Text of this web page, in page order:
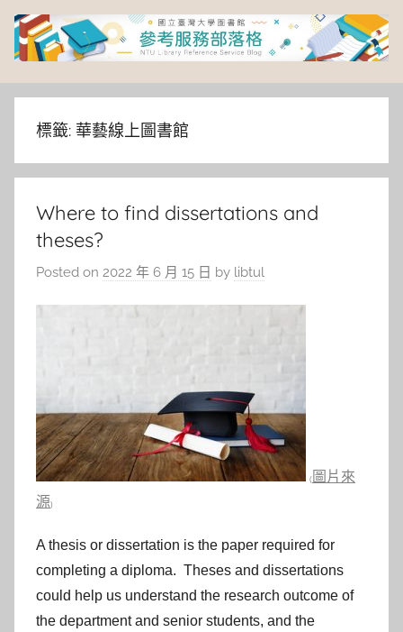
Skip
content
臺
灣
大
學
圖
書
參
考
服
務
部
標籤: 華藝線上圖書館
Where to find dissertations and
theses?
Posted on 2022 年 6 月 15 日 by libtul
( 圖片來
源)
A thesis or dissertation is the paper required for
completing a diploma. Theses and dissertations
could help us understand the research outcome of
the department and senior students, and the